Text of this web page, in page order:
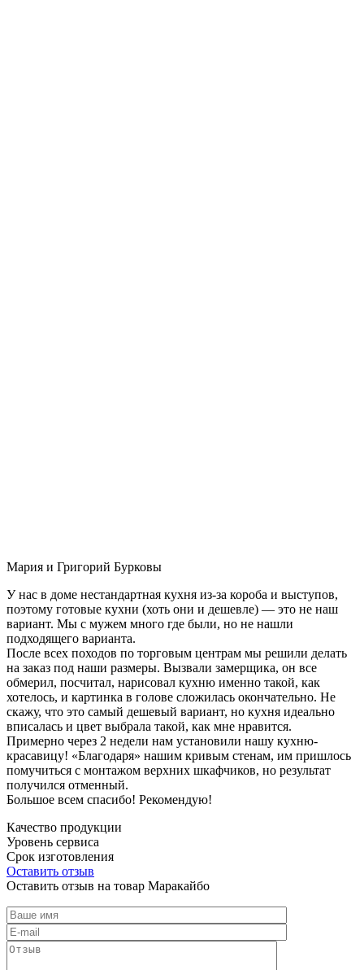
Мария и Григорий Бурковы
У нас в доме нестандартная кухня из-за короба и выступов,
поэтому готовые кухни (хоть они и дешевле) — это не наш
вариант. Мы с мужем много где были, но не нашли
подходящего варианта.
После всех походов по торговым центрам мы решили делать
на заказ под наши размеры. Вызвали замерщика, он все
обмерил, посчитал, нарисовал кухню именно такой, как
хотелось, и картинка в голове сложилась окончательно. Не
скажу, что это самый дешевый вариант, но кухня идеально
вписалась и цвет выбрала такой, как мне нравится.
Примерно через 2 недели нам установили нашу кухню-
красавицу! «Благодаря» нашим кривым стенам, им пришлось
помучиться с монтажом верхних шкафчиков, но результат
получился отменный.
Большое всем спасибо! Рекомендую!
Качество продукции
Уровень сервиса
Срок изготовления
Оставить отзыв
Оставить отзыв на товар Маракайбо